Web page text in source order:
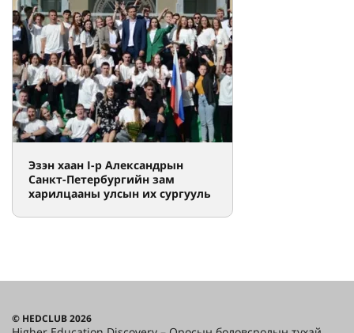
Эзэн хаан I-р Александрын
Санкт-Петербургийн зам
харилцааны улсын их сургууль
© HEDCLUB 2026